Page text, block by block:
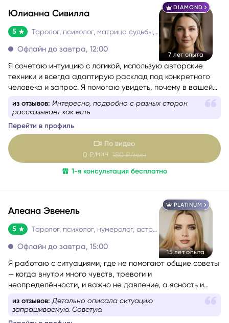
DIAMOND
7 лет опыта
5
Я сочетаю интуицию с логикой, использую авторские
техники и всегда адаптирую расклад под конкретного
жизни повторяются одни и те же сценарии, найти
ресурсный путь и получить конкретные шаги, чтобы
двигаться дальше с уверенностью.
из отзывов: Консультация мне принесла спокойствие и
Перейти в профиль
По видео
0 ₽/мин180 ₽/мин
PLATINUM
15 лет опыта
5
Я работаю с ситуациями, где не помогают общие советы
— когда внутри много чувств, тревоги и
опора. Моя задача — мягко помочь разобраться и пройти
этот этап спокойно и устойчиво.
из отзывов: Детально описала ситуацию